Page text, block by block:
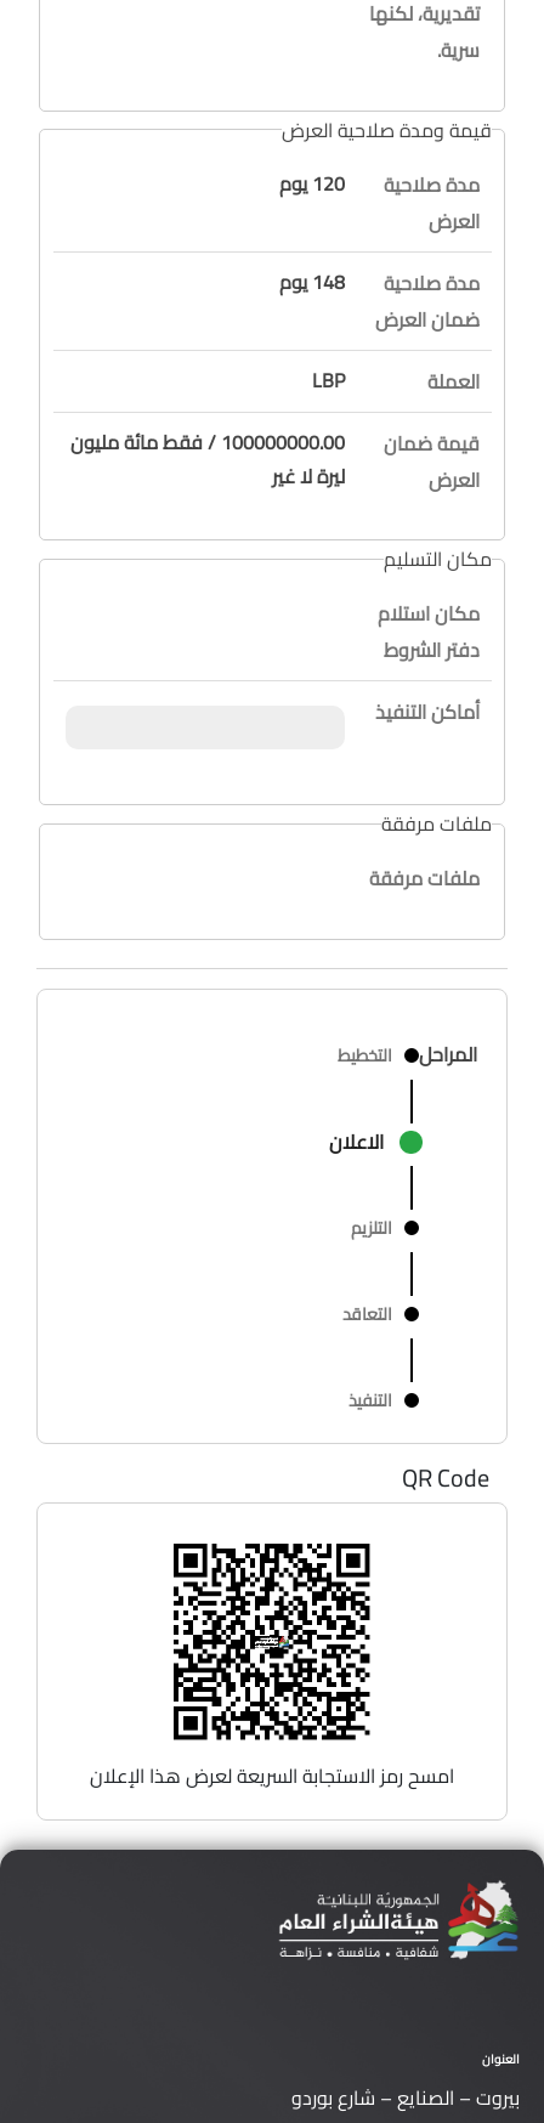
تقديرية، لكنها
سرية.
قيمة ومدة صلاحية العرض
مدة صلاحية
العرض
120 يوم
مدة صلاحية
ضمان العرض
148 يوم
العملة
LBP
قيمة ضمان
العرض
100000000.00 / فقط مائة مليون
ليرة لا غير
مكان التسليم
مكان استلام
دفتر الشروط
أماكن التنفيذ
ملفات مرفقة
ملفات مرفقة
المراحل التخطيط
الاعلان
التلزيم
التعاقد
التنفيذ
QR Code
امسح رمز الاستجابة السريعة لعرض هذا الإعلان
العنوان
بيروت – الصنايع – شارع بوردو